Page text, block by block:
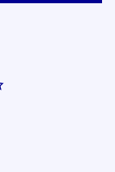
DILT-SDT-SIO-
Twitter) -
email